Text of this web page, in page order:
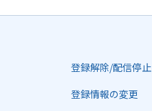
登録解除/配信停止
登録情報の変更